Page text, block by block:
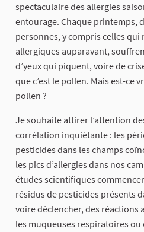
spectaculaire des allergies
entourage. Chaque printemps,
personnes, y compris celles qui
allergiques auparavant,
d’yeux qui piquent, voire de
que c’est le pollen. Mais est-ce
pollen ?
Je souhaite attirer l’attention
corrélation inquiétante : les
pesticides dans les champs
les pics d’allergies dans nos
études scientifiques
résidus de pesticides présents
voire déclencher, des réactions
les muqueuses respiratoires